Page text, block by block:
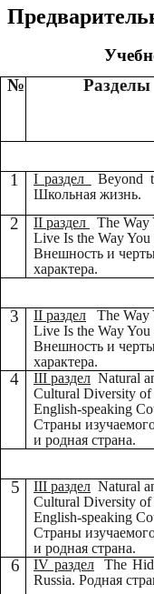
№
Разделы
1
I раздел
Beyond
Школьная жизнь.
2 II раздел
The Way
Live Is the Way
Внешность и
характера.
3
II раздел The Way
Live Is the Way
Внешность и
характера.
4 III раздел Natural
Cultural Diversity of
English-speaking
Страны
и родная страна.
5
III раздел Natural
Cultural Diversity of
English-speaking
Страны
и родная страна.
6 IV разделThe
Russia. Родная